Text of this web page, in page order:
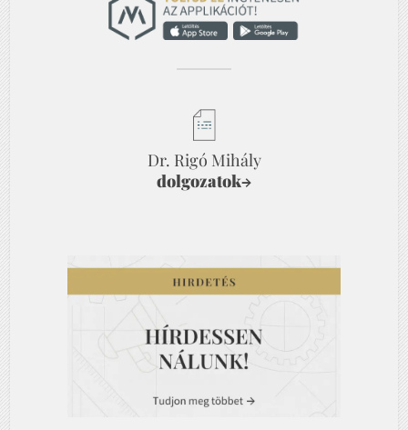
Dr. Rigó Mihály
dolgozatok→